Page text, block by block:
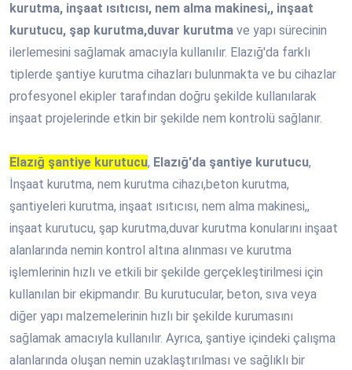
kurutma, inşaat ısıtıcısı, nem alma makinesi,, inşaat
kurutucu, şap kurutma,duvar kurutma ve yapı sürecinin
ilerlemesini sağlamak amacıyla kullanılır. Elazığ'da farklı
tiplerde şantiye kurutma cihazları bulunmakta ve bu cihazlar
profesyonel ekipler tarafından doğru şekilde kullanılarak
inşaat projelerinde etkin bir şekilde nem kontrolü sağlanır.
Elazığ şantiye kurutucu, Elazığ'da şantiye kurutucu,
İnşaat kurutma, nem kurutma cihazı,beton kurutma,
şantiyeleri kurutma, inşaat ısıtıcısı, nem alma makinesi,,
inşaat kurutucu, şap kurutma,duvar kurutma konularını inşaat
alanlarında nemin kontrol altına alınması ve kurutma
işlemlerinin hızlı ve etkili bir şekilde gerçekleştirilmesi için
kullanılan bir ekipmandır. Bu kurutucular, beton, sıva veya
diğer yapı malzemelerinin hızlı bir şekilde kurumasını
sağlamak amacıyla kullanılır. Ayrıca, şantiye içindeki çalışma
alanlarında oluşan nemin uzaklaştırılması ve sağlıklı bir